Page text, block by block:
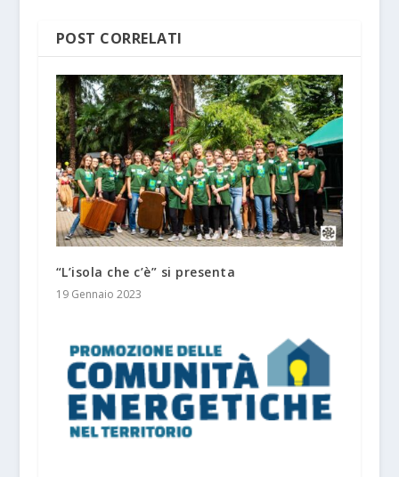
POST CORRELATI
“L’isola che c’è” si presenta
19 Gennaio 2023